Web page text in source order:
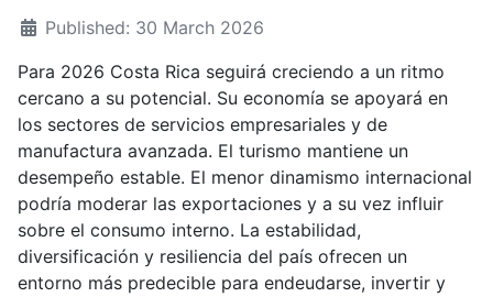
Published: 30 March 2026
Para 2026 Costa Rica seguirá creciendo a un ritmo
cercano a su potencial. Su economía se apoyará en
los sectores de servicios empresariales y de
manufactura avanzada. El turismo mantiene un
desempeño estable. El menor dinamismo internacional
podría moderar las exportaciones y a su vez influir
sobre el consumo interno. La estabilidad,
diversificación y resiliencia del país ofrecen un
entorno más predecible para endeudarse, invertir y